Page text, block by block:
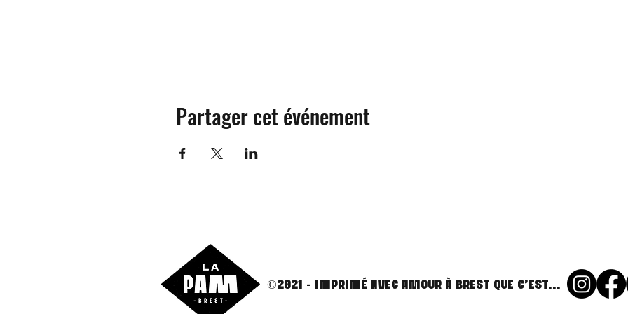
Partager cet événement
©2021 - imprimé avec amour à Brest que c'est...